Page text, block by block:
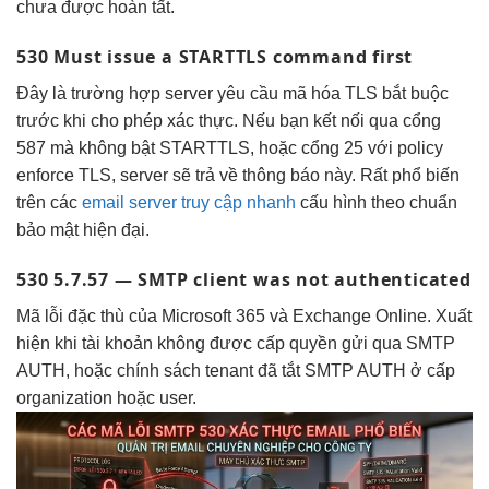
chưa được hoàn tất.
530 Must issue a STARTTLS command first
Đây là trường hợp server yêu cầu mã hóa TLS bắt buộc
trước khi cho phép xác thực. Nếu bạn kết nối qua cổng
587 mà không bật STARTTLS, hoặc cổng 25 với policy
enforce TLS, server sẽ trả về thông báo này. Rất phổ biến
trên các email server truy cập nhanh cấu hình theo chuẩn
bảo mật hiện đại.
530 5.7.57 — SMTP client was not authenticated
Mã lỗi đặc thù của Microsoft 365 và Exchange Online. Xuất
hiện khi tài khoản không được cấp quyền gửi qua SMTP
AUTH, hoặc chính sách tenant đã tắt SMTP AUTH ở cấp
organization hoặc user.